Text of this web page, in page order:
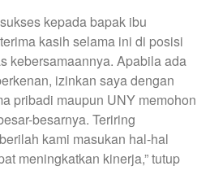
kepada bapak ibu
kasih selama ini di posisi
kebersamaannya. Apabila ada
izinkan saya dengan
pribadi maupun UNY memohon
besarnya. Teriring
kami masukan hal-hal
meningkatkan kinerja,” tutup